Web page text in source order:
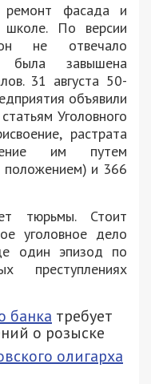
ремонт фасада и
школе. По версии
не отвечало
была завышена
31 августа 50-
объявили
Уголовного
растрата
им путем
положением) и 366
тюрьмы. Стоит
уголовное дело
один эпизод по
преступлениях
банка требует
о розыске
олигарха